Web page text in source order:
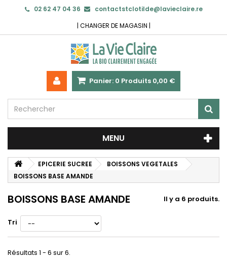
02 62 47 04 36
contactstclotilde@lavieclaire.re
| CHANGER DE MAGASIN |
Panier: 0 Produits 0,00 €
MENU
EPICERIE SUCREE
BOISSONS VEGETALES
BOISSONS BASE AMANDE
BOISSONS BASE AMANDE Il y a 6 produits.
Tri
Résultats 1 - 6 sur 6.